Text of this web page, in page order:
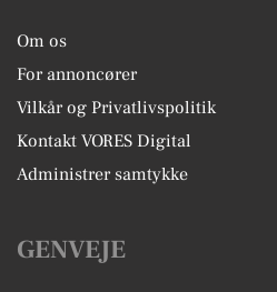
Om os
For annoncører
Vilkår og Privatlivspolitik
Kontakt VORES Digital
Administrer samtykke
GENVEJE